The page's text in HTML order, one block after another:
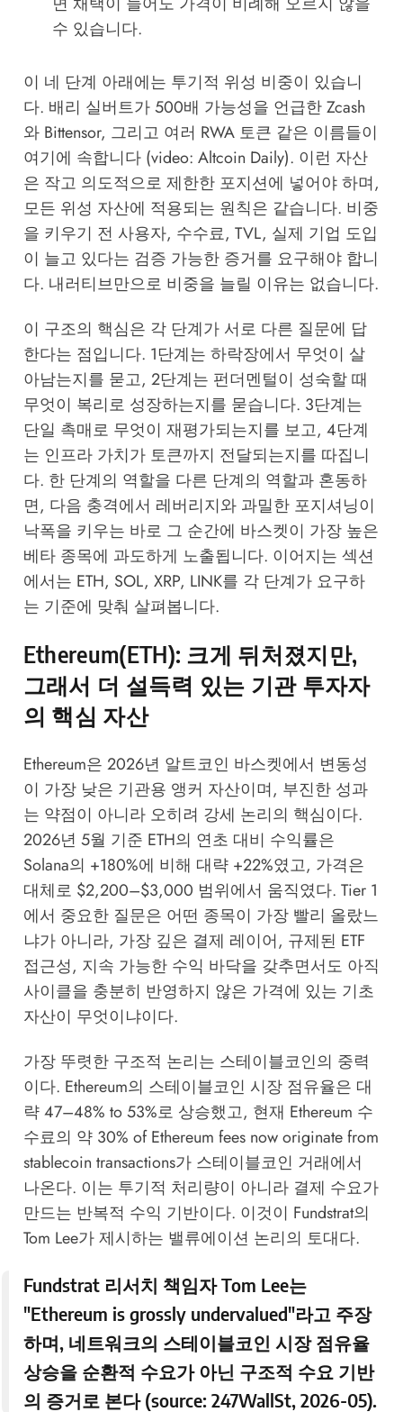
수 있습니다.
이 네 단계 아래에는 투기적 위성 비중이 있습니
다. 배리 실버트가 500배 가능성을 언급한 Zcash
와 Bittensor, 그리고 여러 RWA 토큰 같은 이름들이
여기에 속합니다 (video: Altcoin Daily). 이런 자산
은 작고 의도적으로 제한한 포지션에 넣어야 하며,
모든 위성 자산에 적용되는 원칙은 같습니다. 비중
을 키우기 전 사용자, 수수료, TVL, 실제 기업 도입
이 늘고 있다는 검증 가능한 증거를 요구해야 합니
다. 내러티브만으로 비중을 늘릴 이유는 없습니다.
이 구조의 핵심은 각 단계가 서로 다른 질문에 답
한다는 점입니다. 1단계는 하락장에서 무엇이 살
아남는지를 묻고, 2단계는 펀더멘털이 성숙할 때
무엇이 복리로 성장하는지를 묻습니다. 3단계는
단일 촉매로 무엇이 재평가되는지를 보고, 4단계
는 인프라 가치가 토큰까지 전달되는지를 따집니
다. 한 단계의 역할을 다른 단계의 역할과 혼동하
면, 다음 충격에서 레버리지와 과밀한 포지셔닝이
낙폭을 키우는 바로 그 순간에 바스켓이 가장 높은
베타 종목에 과도하게 노출됩니다. 이어지는 섹션
에서는 ETH, SOL, XRP, LINK를 각 단계가 요구하
는 기준에 맞춰 살펴봅니다.
Ethereum(ETH): 크게 뒤처졌지만,
그래서 더 설득력 있는 기관 투자자
의 핵심 자산
Ethereum은 2026년 알트코인 바스켓에서 변동성
이 가장 낮은 기관용 앵커 자산이며, 부진한 성과
는 약점이 아니라 오히려 강세 논리의 핵심이다.
2026년 5월 기준 ETH의 연초 대비 수익률은
Solana의 +180%에 비해 대략 +22%였고, 가격은
대체로 $2,200–$3,000 범위에서 움직였다. Tier 1
에서 중요한 질문은 어떤 종목이 가장 빨리 올랐느
냐가 아니라, 가장 깊은 결제 레이어, 규제된 ETF
접근성, 지속 가능한 수익 바닥을 갖추면서도 아직
사이클을 충분히 반영하지 않은 가격에 있는 기초
자산이 무엇이냐이다.
가장 뚜렷한 구조적 논리는 스테이블코인의 중력
이다. Ethereum의 스테이블코인 시장 점유율은 대
략 47–48% to 53%로 상승했고, 현재 Ethereum 수
수료의 약 30% of Ethereum fees now originate from
stablecoin transactions가 스테이블코인 거래에서
나온다. 이는 투기적 처리량이 아니라 결제 수요가
만드는 반복적 수익 기반이다. 이것이 Fundstrat의
Tom Lee가 제시하는 밸류에이션 논리의 토대다.
Fundstrat 리서치 책임자 Tom Lee는
"Ethereum is grossly undervalued"라고 주장
하며, 네트워크의 스테이블코인 시장 점유율
상승을 순환적 수요가 아닌 구조적 수요 기반
의 증거로 본다 (source: 247WallSt, 2026-05).